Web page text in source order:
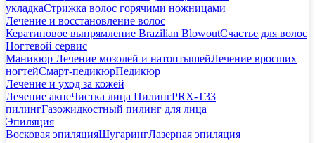
укладкаСтрижка волос горячими ножницами
Лечение и восстановление волос
Кератиновое выпрямление Brazilian BlowoutСчастье для волос
Ногтевой сервис
Маникюр Лечение мозолей и натоптышейЛечение вросших
ногтейСмарт-педикюрПедикюр
Лечение и уход за кожей
Лечение акнеЧистка лица ПилингPRX-T33
пилингГазожидкостный пилинг для лица
Эпиляция
Восковая эпиляцияШугарингЛазерная эпиляция